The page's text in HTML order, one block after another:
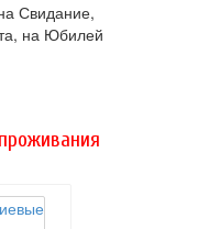
Свидание,
на Юбилей